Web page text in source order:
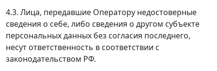
4.3. Лица, передавшие Оператору недостоверные
сведения о себе, либо сведения о другом субъекте
персональных данных без согласия последнего,
несут ответственность в соответствии с
законодательством РФ.